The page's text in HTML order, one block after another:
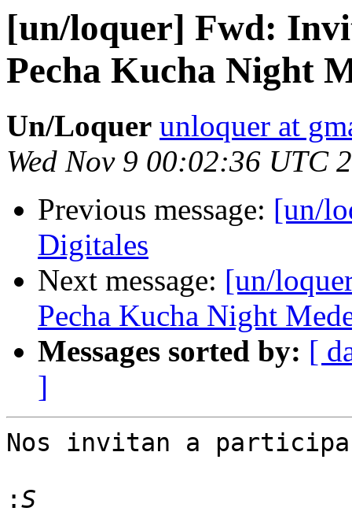
[un/loquer] Fwd:
Pecha Kucha Night
Un/Loquer unloquer at
Wed Nov 9 00:02:36 UTC
Previous message: [un/
Digitales
Next message: [un/
Pecha Kucha Night
Messages sorted by: [
]
Nos invitan a
: